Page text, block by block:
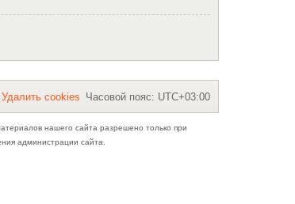
Часовой пояс: UTC+03:00
Удалить cookies
нашего сайта разрешено только при
администрации сайта.